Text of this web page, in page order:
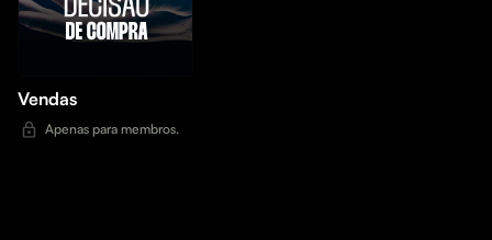
Vendas
Apenas para membros.